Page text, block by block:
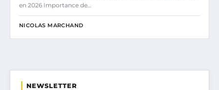
en 2026 Importance de…
NICOLAS MARCHAND
NEWSLETTER